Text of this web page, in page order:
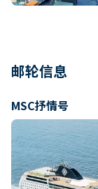
邮轮信息
MSC抒情号